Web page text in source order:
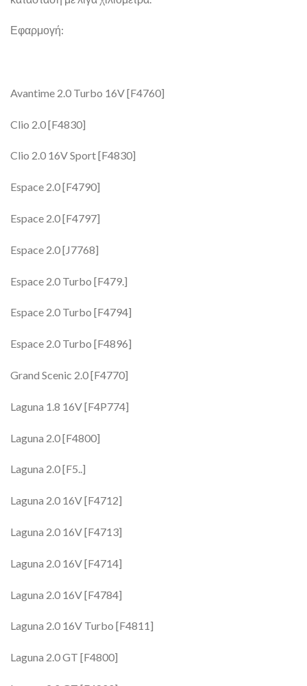
Εφαρμογή:
Avantime 2.0 Turbo 16V [F4760]
Clio 2.0 [F4830]
Clio 2.0 16V Sport [F4830]
Espace 2.0 [F4790]
Espace 2.0 [F4797]
Espace 2.0 [J7768]
Espace 2.0 Turbo [F479.]
Espace 2.0 Turbo [F4794]
Espace 2.0 Turbo [F4896]
Grand Scenic 2.0 [F4770]
Laguna 1.8 16V [F4P774]
Laguna 2.0 [F4800]
Laguna 2.0 [F5..]
Laguna 2.0 16V [F4712]
Laguna 2.0 16V [F4713]
Laguna 2.0 16V [F4714]
Laguna 2.0 16V [F4784]
Laguna 2.0 16V Turbo [F4811]
Laguna 2.0 GT [F4800]